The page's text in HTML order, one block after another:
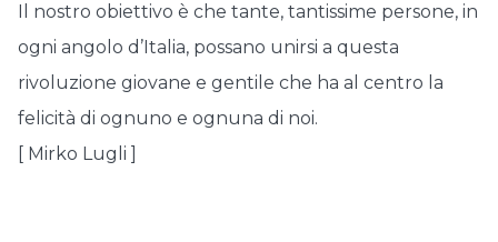
Il nostro obiettivo è che tante, tantissime persone, in
ogni angolo d’Italia, possano unirsi a questa
rivoluzione giovane e gentile che ha al centro la
felicità di ognuno e ognuna di noi.
[ Mirko Lugli ]